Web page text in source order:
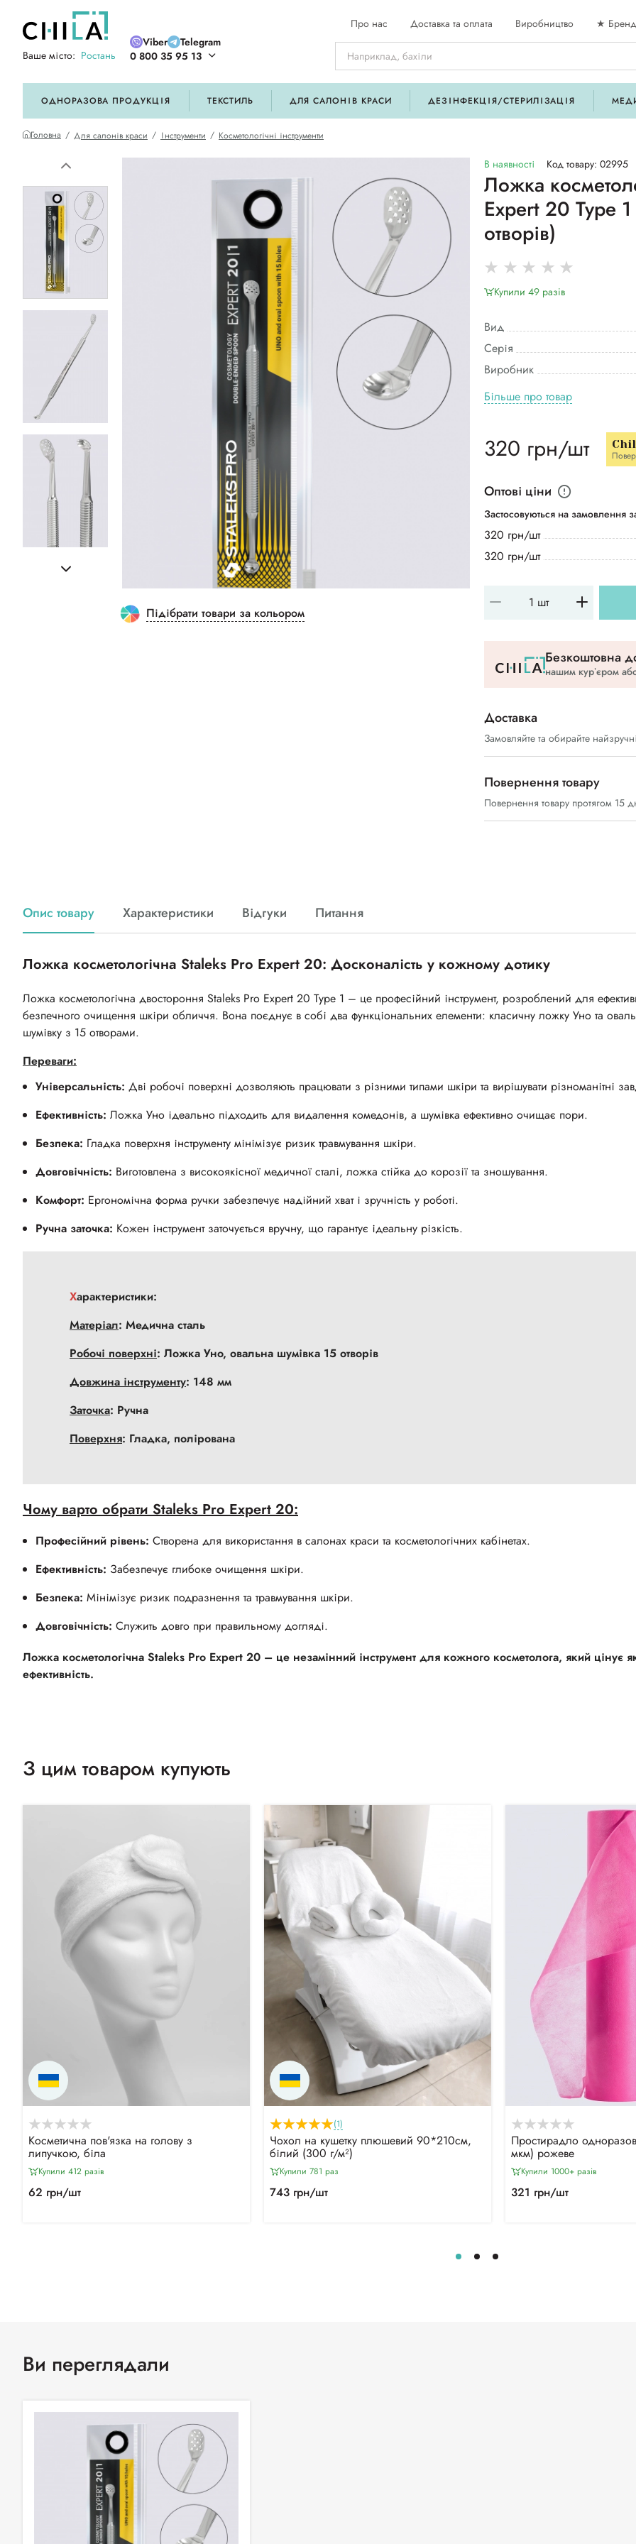
Ваше місто: Ростань
Viber
Telegram
0 800 35 95 13
Про нас Доставка та оплата Виробництво ★
ОДНОРАЗОВА ПРОДУКЦІЯ ТЕКСТИЛЬ ДЛЯ САЛОНІВ КРАСИ ДЕЗІНФЕКЦІЯ/СТЕРИЛІЗАЦІЯ
Головна Для салонів краси Інструменти Косметологічні інструменти
Підібрати товари за кольором
В наявності Код товару: 02995
Ложка
Expert 20 Type
отворів)
Купили 49 разiв
Вид
Серія
Виробник
Більше про товар
320 грн/шт
Оптові ціни
Застосовуються на замовлення
320 грн/шт
320 грн/шт
Безкоштовна
нашим курʼєром
Доставка
Замовляйте та обирайте
Повернення товару
Повернення товару протягом 15
Опис товару Характеристики Відгуки Питання
Ложка косметологічна Staleks Pro Expert 20: Досконалість у кожному дотику
Ложка косметологічна двостороння Staleks Pro Expert 20 Type 1 – це професійний інструмент, розроблений для
безпечного очищення шкіри обличчя. Вона поєднує в собі два функціональних елементи: класичну ложку Уно та
шумівку з 15 отворами.
Переваги:
Універсальність: Дві робочі поверхні дозволяють працювати з різними типами шкіри та вирішувати різноманітні
Ефективність: Ложка Уно ідеально підходить для видалення комедонів, а шумівка ефективно очищає пори.
Безпека: Гладка поверхня інструменту мінімізує ризик травмування шкіри.
Довговічність: Виготовлена з високоякісної медичної сталі, ложка стійка до корозії та зношування.
Комфорт: Ергономічна форма ручки забезпечує надійний хват і зручність у роботі.
Ручна заточка: Кожен інструмент заточується вручну, що гарантує ідеальну різкість.
Характеристики:
Матеріал: Медична сталь
Робочі поверхні: Ложка Уно, овальна шумівка 15 отворів
Довжина інструменту: 148 мм
Заточка: Ручна
Поверхня: Гладка, полірована
Чому варто обрати Staleks Pro Expert 20:
Професійний рівень: Створена для використання в салонах краси та косметологічних кабінетах.
Ефективність: Забезпечує глибоке очищення шкіри.
Безпека: Мінімізує ризик подразнення та травмування шкіри.
Довговічність: Служить довго при правильному догляді.
Ложка косметологічна Staleks Pro Expert 20 – це незамінний інструмент для кожного косметолога, який цінує
ефективність.
З цим товаром купують
Косметична пов'язка на голову з
липучкою, біла
Купили 412 разiв
62 грн/шт
(1)
Чохол на кушетку плюшевий 90*210см,
білий (300 г/м²)
Купили 781 раз
743 грн/шт
Простирадло
мкм) рожеве
Купили 1000+ разiв
321 грн/шт
Ви переглядали